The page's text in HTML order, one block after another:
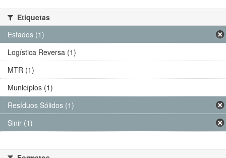
Etiquetas
Estados (1)
Logística Reversa (1)
MTR (1)
Municípios (1)
Resíduos Sólidos (1)
Sinir (1)